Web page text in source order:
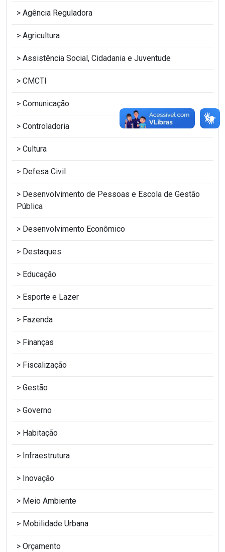
Agência Reguladora
Agricultura
Assistência Social, Cidadania e Juventude
CMCTI
Comunicação
Controladoria
Cultura
Defesa Civil
Desenvolvimento de Pessoas e Escola de Gestão
Pública
Desenvolvimento Econômico
Destaques
Educação
Esporte e Lazer
Fazenda
Finanças
Fiscalização
Gestão
Governo
Habitação
Infraestrutura
Inovação
Meio Ambiente
Mobilidade Urbana
Orçamento